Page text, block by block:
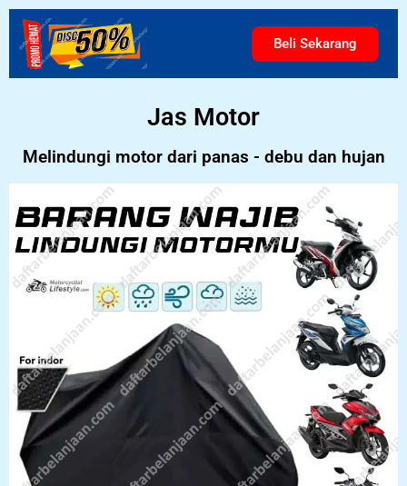
Beli Sekarang
Jas Motor
Melindungi motor dari panas - debu dan hujan